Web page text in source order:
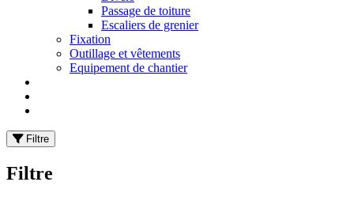
Passage de toiture
Escaliers de grenier
Fixation
Outillage et vêtements
Equipement de chantier
Filtre
Filtre